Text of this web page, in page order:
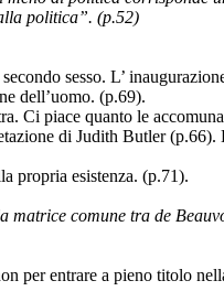
politica”. (p.52)
sesso. L’
dell’uomo. (p.69).
piace quanto le
di Judith Butler
propria esistenza. (p.71).
matrice comune tra de
per entrare a pieno titolo